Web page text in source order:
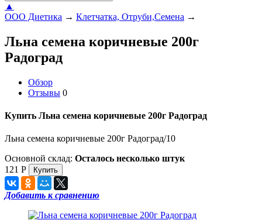
▲
ООО Диетика → Клетчатка, Отруби,Семена →
Льна семена коричневые 200г
Радоград
Обзор
Отзывы 0
Купить Льна семена коричневые 200г Радоград
Льна семена коричневые 200г Радоград/10
Основной склад: Осталось несколько штук
121 Р
Добавить к сравнению